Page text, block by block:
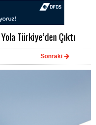
Türkiye’den Çıktı
Sonraki